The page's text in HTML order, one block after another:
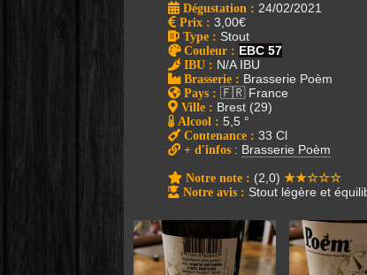
Dégustation : 24/02/2021
Prix: 3,00€
Type: Stout
Couleur: EBC 57
IBU: N/A IBU
Brasserie: Brasserie Poèm
Pays: 🇫🇷 France
Ville: Brest (29)
Alcool : 5,5 °
Contenance: 33 Cl
+ d'infos: Brasserie Poèm
Notre note: (2,0) ★★☆☆☆
Notre avis: Stout légère et